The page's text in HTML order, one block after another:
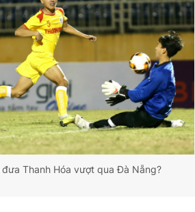
Thanh Hóa vượt qua Đà Nẵng?